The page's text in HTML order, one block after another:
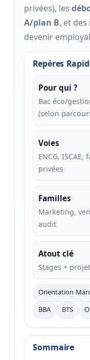
privées), les
A/plan B, et des
devenir
Repères
Pour qui ?
Bac éco/
(selon
Voies
ENCG, ISCAE,
privées
Familles
Marketing,
audit
Atout clé
Stages +
Orientation
BBA
BTS
Sommaire